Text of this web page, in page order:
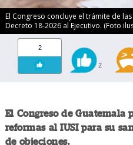
El Congreso concluye el trámite de
Decreto 18-2026 al Ejecutivo. (Foto
2
2
El Congreso de Guatemala
reformas al IUSI para su
de objeciones.